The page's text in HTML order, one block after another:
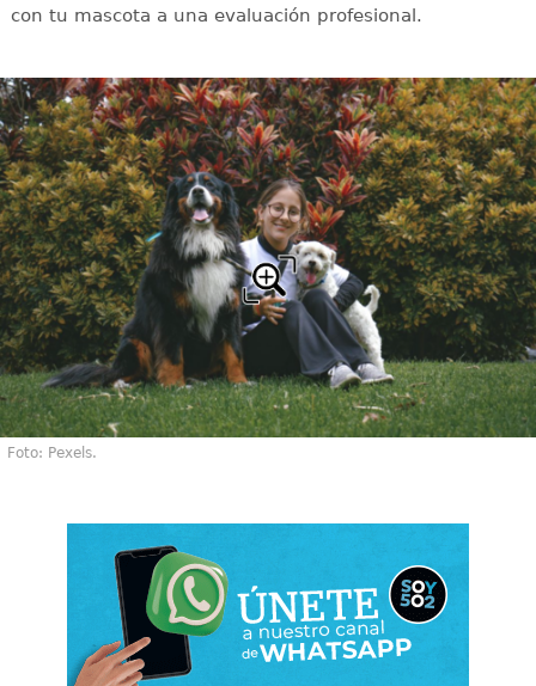
con tu mascota a una evaluación profesional.
Foto: Pexels.